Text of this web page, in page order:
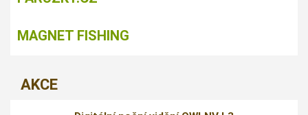
MAGNET FISHING
AKCE